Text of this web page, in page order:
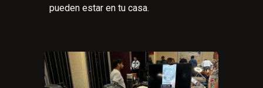
pueden estar en tu casa.